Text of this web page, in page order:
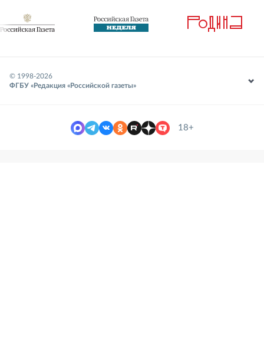
© 1998-2026
ФГБУ «Редакция «Российской газеты»
18+